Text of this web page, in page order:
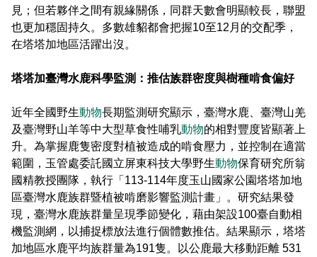
見；但若夥伴之間有親緣關係，同群天數會明顯較長，聯盟
也更加穩固持久。多數雄貂都會把握10至12月的交配季，
在塔塔加地區活躍出沒。
塔塔加臺灣水鹿科學監測：推估族群密度與樹種啃食偏好
近年全國野生動物長期監測研究顯示，臺灣水鹿、臺灣山羌
及臺灣野山羊等中大型草食性哺乳動物的相對豐度皆顯著上
升。為掌握鹿隻密度對植被造成的啃食壓力，並控制在適當
範圍，玉管處委託國立屏東科技大學野生動物保育研究所翁
國精教授團隊，執行「113-114年度玉山國家公園塔塔加地
區臺灣水鹿族群暨植被啃磨影響監測計畫」。研究結果發
現，臺灣水鹿族群量呈現季節變化，藉由架設100臺自動相
機監測網，以捕捉標放法進行個體數推估。結果顯示，塔塔
加地區水鹿平均族群量為191隻。以公鹿最大移動距離 531